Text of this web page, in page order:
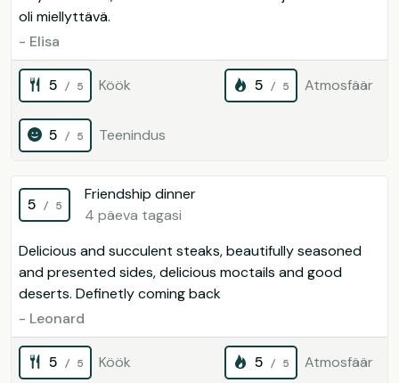
oli miellyttävä.
- Elisa
5 / 5 Köök 5 / 5 Atmosfäär
5 / 5 Teenindus
5 / 5
Friendship dinner
4 päeva tagasi
Delicious and succulent steaks, beautifully seasoned
and presented sides, delicious moctails and good
deserts. Definetly coming back
- Leonard
5 / 5 Köök 5 / 5 Atmosfäär